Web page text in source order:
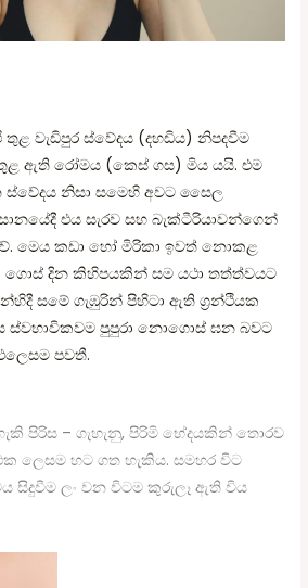
වැඩිපුර ස්‌වේදය (දහඩිය) නිපදවීම
ඇති රෝමය (කෙස්‌ ගස) මිය යයි. එම
ස්‌වේදය නිසා සමෙහි අවට සෛල
එය සැරව සහ බැක්‌ටීරියාවන්ගෙන්
මෙය කඩා හෝ මිරිකා ඉවත් නොකළ
ගොස්‌ දින කිහිපයකින් සම යථා තත්ත්වයට
සමේ ගැඹුරින් පිහිටා ඇති ග්‍රන්ථියක
ස්‌වභාවිකවම පුපුරා නොගොස්‌ ඝන බවට
පවතී.
පිරිස – ගැහැනු, පිරිමි භේදයකින් තොරව
ලෙසම හට ගත හැකිය. සමහර විට
සිදුවීම ලං වන විටම කුරුලෑ ඇති විය